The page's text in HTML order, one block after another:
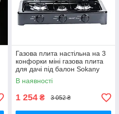
Газова плита настільна на 3
конфорки міні газова плита
для дачі під балон Sokany
В наявності
1 254 ₴ 3 052 ₴